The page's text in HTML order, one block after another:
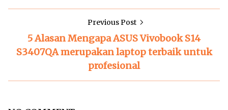
Previous Post
5 Alasan Mengapa ASUS Vivobook S14
S3407QA merupakan laptop terbaik untuk
profesional